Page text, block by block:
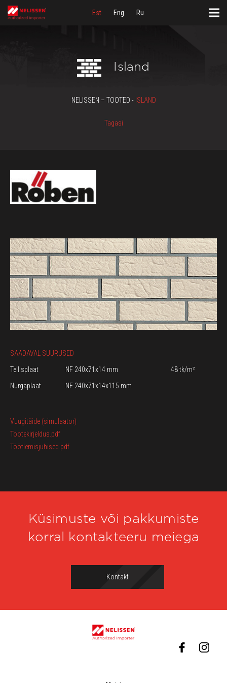
Est Eng Ru
Island
NELISSEN – TOOTED - ISLAND
Tagasi
SAADAVAL SUURUSED
Tellisplaat
NF 240x71x14 mm
48 tk/m²
Nurgaplaat
NF 240x71x14x115 mm
Vuugitäide (simulaator)
Tootekirjeldus.pdf
Töötlemisjuhised.pdf
Küsimuste või pakkumiste
korral kontakteeru meiega
Kontakt